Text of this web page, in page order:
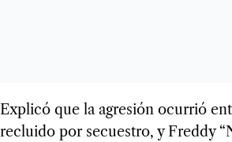
Explicó que la agre­sión ocu­rrió
recluido por secues­tro, y Freddy